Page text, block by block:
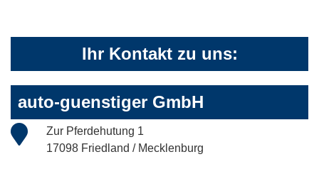
Ihr Kontakt zu uns:
auto-guenstiger GmbH
Zur Pferdehutung 1
17098 Friedland / Mecklenburg